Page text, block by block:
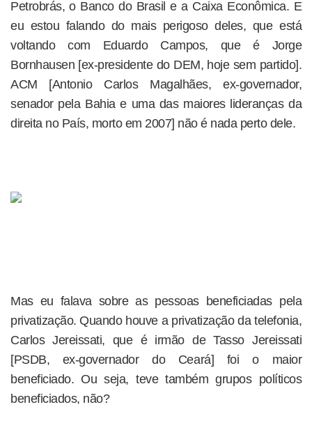
Petrobrás, o Banco do Brasil e a Caixa Econômica. E
eu estou falando do mais perigoso deles, que está
voltando com Eduardo Campos, que é Jorge
Bornhausen [ex-presidente do DEM, hoje sem partido].
ACM [Antonio Carlos Magalhães, ex-governador,
senador pela Bahia e uma das maiores lideranças da
direita no País, morto em 2007] não é nada perto dele.
Mas eu falava sobre as pessoas beneficiadas pela
privatização. Quando houve a privatização da telefonia,
Carlos Jereissati, que é irmão de Tasso Jereissati
[PSDB, ex-governador do Ceará] foi o maior
beneficiado. Ou seja, teve também grupos políticos
beneficiados, não?